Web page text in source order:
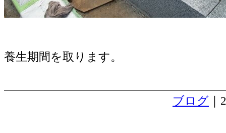
養生期間を取ります。
ブログ